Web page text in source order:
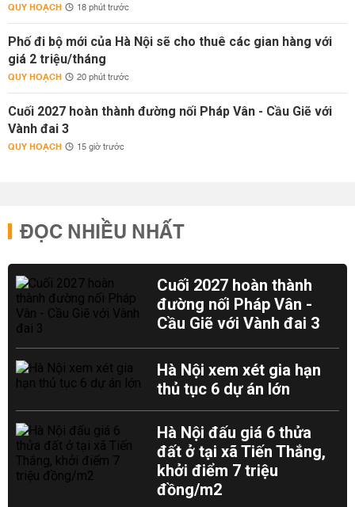
QUY HOẠCH 18 phút trước
Phố đi bộ mới của Hà Nội sẽ cho thuê các gian hàng với
giá 2 triệu/tháng
QUY HOẠCH 20 phút trước
Cuối 2027 hoàn thành đường nối Pháp Vân - Cầu Giẽ với
Vành đai 3
QUY HOẠCH 15 giờ trước
ĐỌC NHIỀU NHẤT
Cuối 2027 hoàn thành
đường nối Pháp Vân -
Cầu Giẽ với Vành đai 3
Hà Nội xem xét gia hạn
thủ tục 6 dự án lớn
Hà Nội đấu giá 6 thửa
đất ở tại xã Tiến Thắng,
khởi điểm 7 triệu
đồng/m2